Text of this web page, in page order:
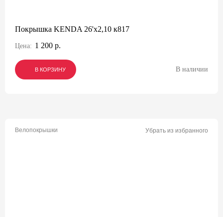
Покрышка KENDA 26'х2,10 к817
Цена: 1 200 р.
В КОРЗИНУ
В КОРЗИНУ
В КОРЗИНУ В наличии
Велопокрышки Убрать из избранного